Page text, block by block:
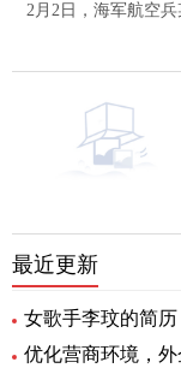
2月2日，海军航空
最近更新
女歌手李玟的简
优化营商环境，